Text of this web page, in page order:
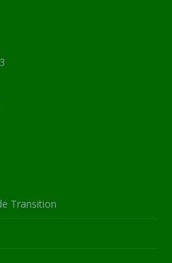
Transition